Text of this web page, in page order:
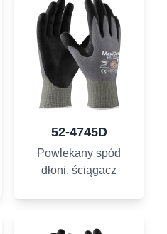
52-4745D
Powlekany spód
dłoni, ściągacz